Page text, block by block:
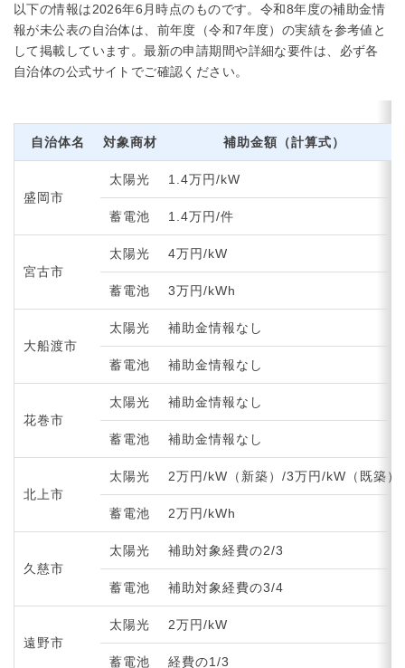
以下の情報は2026年6月時点のものです。令和8年度の補助金情
報が未公表の自治体は、前年度（令和7年度）の実績を参考値と
して掲載しています。最新の申請期間や詳細な要件は、必ず各
自治体の公式サイトでご確認ください。
自治体名 対象商材 補助金額（計算式）
盛岡市
太陽光 1.4万円/kW
蓄電池 1.4万円/件
宮古市
太陽光 4万円/kW
蓄電池 3万円/kWh
大船渡市
太陽光 補助金情報なし
蓄電池 補助金情報なし
花巻市
太陽光 補助金情報なし
蓄電池 補助金情報なし
北上市
太陽光 2万円/kW（新築）/3万円/kW（既築）
蓄電池 2万円/kWh
久慈市
太陽光 補助対象経費の2/3
蓄電池 補助対象経費の3/4
遠野市
太陽光 2万円/kW
蓄電池 経費の1/3